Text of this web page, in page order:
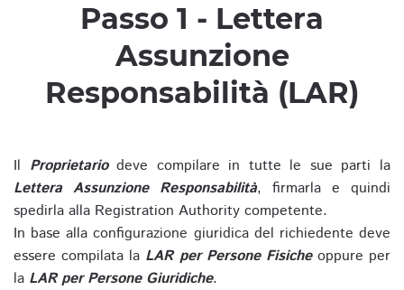
Passo 1 - Lettera
Assunzione
Responsabilità (LAR)
Il Proprietariodeve compilare in tutte le sue parti la
Lettera Assunzione Responsabilità, firmarla e quindi
spedirla alla Registration Authority competente.
In base alla configurazione giuridica del richiedente deve
essere compilata la LAR per Persone Fisicheoppure per
la LAR per Persone Giuridiche.